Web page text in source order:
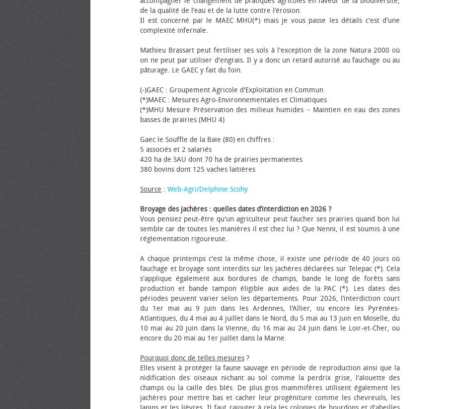
de la qualité de l’eau et de la lutte contre l’érosion.
Il est concerné par le MAEC MHU(*) mais je vous passe les détails c'est d'une
complexité infernale.
Mathieu Brassart peut fertiliser ses sols à l'exception de la zone Natura 2000 où
on ne peut par utiliser d'engrais. Il y a donc un retard autorisé au fauchage ou au
pâturage. Le GAEC y fait du foin.
(-)GAEC : Groupement Agricole d'Exploitation en Commun
(*)MAEC : Mesures Agro-Environnementales et Climatiques
(*)MHU Mesure Préservation des milieux humides − Maintien en eau des zones
basses de prairies (MHU 4)
Gaec le Souffle de la Baie (80) en chiffres :
5 associés et 2 salariés
420 ha de SAU dont 70 ha de prairies permanentes
380 bovins dont 125 vaches laitières
Source : Web-Agri/Delphine Scohy
Broyage des jachères : quelles dates d’interdiction en 2026 ?
Vous pensiez peut-être qu'un agriculteur peut faucher ses prairies quand bon lui
semble car de toutes les manières il est chez lui ? Que Nenni, il est soumis à une
réglementation rigoureuse.
A chaque printemps c'est la même chose, il existe une période de 40 jours où
fauchage et broyage sont interdits sur les jachères déclarées sur Telepac (*). Cela
s'applique également aux bordures de champs, bande le long de forêts sans
production et bande tampon éligible aux aides de la PAC (*). Les dates des
périodes peuvent varier selon les départements. Pour 2026, l’interdiction court
du 1er mai au 9 juin dans les Ardennes, l'Allier, ou encore les Pyrénées-
Atlantiques, du 4 mai au 4 juillet dans le Nord, du 5 mai au 13 juin en Moselle, du
10 mai au 20 juin dans la Vienne, du 16 mai au 24 juin dans le Loir-et-Cher, ou
encore du 20 mai au 1er juillet dans la Marne.
Pourquoi donc de telles mesures ?
Elles visent à protéger la faune sauvage en période de reproduction ainsi que la
nidification des oiseaux nichant au sol comme la perdrix grise, l'alouette des
champs ou la caille des blés. De plus gros mammifères utilisent également les
jachères pour mettre bas et cacher leur progéniture comme les chevreuils, les